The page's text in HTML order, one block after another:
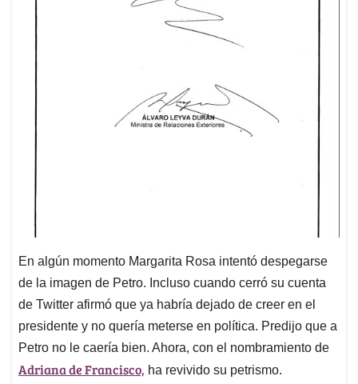
En algún momento Margarita Rosa intentó despegarse
de la imagen de Petro. Incluso cuando cerró su cuenta
de Twitter afirmó que ya habría dejado de creer en el
presidente y no quería meterse en política. Predijo que a
Petro no le caería bien. Ahora, con el nombramiento de
Adriana de Francisco, ha revivido su petrismo.